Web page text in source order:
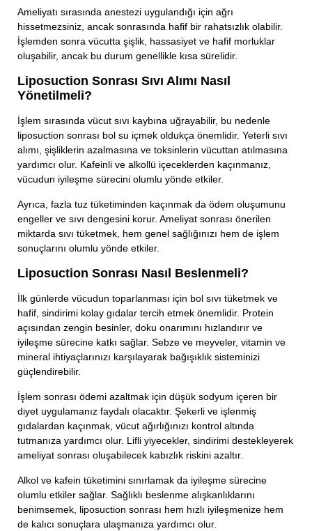
Ameliyatı sırasında anestezi uygulandığı için ağrı
hissetmezsiniz, ancak sonrasında hafif bir rahatsızlık olabilir.
İşlemden sonra vücutta şişlik, hassasiyet ve hafif morluklar
oluşabilir, ancak bu durum genellikle kısa sürelidir.
Liposuction Sonrası Sıvı Alımı Nasıl
Yönetilmeli?
İşlem sırasında vücut sıvı kaybına uğrayabilir, bu nedenle
liposuction sonrası bol su içmek oldukça önemlidir. Yeterli sıvı
alımı, şişliklerin azalmasına ve toksinlerin vücuttan atılmasına
yardımcı olur. Kafeinli ve alkollü içeceklerden kaçınmanız,
vücudun iyileşme sürecini olumlu yönde etkiler.
Ayrıca, fazla tuz tüketiminden kaçınmak da ödem oluşumunu
engeller ve sıvı dengesini korur. Ameliyat sonrası önerilen
miktarda sıvı tüketmek, hem genel sağlığınızı hem de işlem
sonuçlarını olumlu yönde etkiler.
Liposuction Sonrası Nasıl Beslenmeli?
İlk günlerde vücudun toparlanması için bol sıvı tüketmek ve
hafif, sindirimi kolay gıdalar tercih etmek önemlidir. Protein
açısından zengin besinler, doku onarımını hızlandırır ve
iyileşme sürecine katkı sağlar. Sebze ve meyveler, vitamin ve
mineral ihtiyaçlarınızı karşılayarak bağışıklık sisteminizi
güçlendirebilir.
İşlem sonrası ödemi azaltmak için düşük sodyum içeren bir
diyet uygulamanız faydalı olacaktır. Şekerli ve işlenmiş
gıdalardan kaçınmak, vücut ağırlığınızı kontrol altında
tutmanıza yardımcı olur. Lifli yiyecekler, sindirimi destekleyerek
ameliyat sonrası oluşabilecek kabızlık riskini azaltır.
Alkol ve kafein tüketimini sınırlamak da iyileşme sürecine
olumlu etkiler sağlar. Sağlıklı beslenme alışkanlıklarını
benimsemek, liposuction sonrası hem hızlı iyileşmenize hem
de kalıcı sonuçlara ulaşmanıza yardımcı olur.